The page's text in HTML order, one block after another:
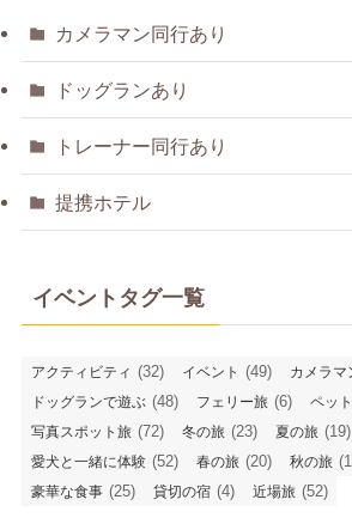
カメラマン同行あり
ドッグランあり
トレーナー同行あり
提携ホテル
イベントタグ一覧
アクティビティ (32) イベント (49) カメラマ
ドッグランで遊ぶ (48) フェリー旅 (6) ペッ
写真スポット旅 (72) 冬の旅 (23) 夏の旅 (19)
愛犬と一緒に体験 (52) 春の旅 (20) 秋の旅
豪華な食事 (25) 貸切の宿 (4) 近場旅 (52)